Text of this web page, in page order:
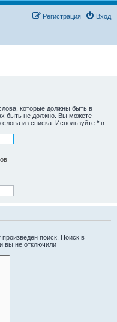
Вход
Регистрация
которые должны быть в
быть не должно. Вы можете
слова из списка. Используйте * в
поиск. Поиск в
вы не отключили